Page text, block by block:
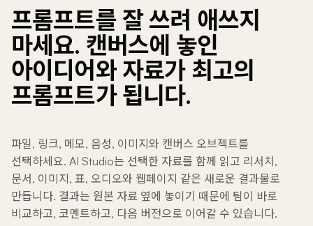
프롬프트를 잘 쓰려 애쓰지
마세요. 캔버스에 놓인
아이디어와 자료가 최고의
프롬프트가 됩니다.
파일, 링크, 메모, 음성, 이미지와 캔버스 오브젝트를
선택하세요. AI Studio는 선택한 자료를 함께 읽고 리서치,
문서, 이미지, 표, 오디오와 웹페이지 같은 새로운 결과물로
만듭니다. 결과는 원본 자료 옆에 놓이기 때문에 팀이 바로
비교하고, 코멘트하고, 다음 버전으로 이어갈 수 있습니다.